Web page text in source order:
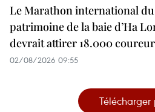
Le Marathon international du
patrimoine de la baie d’Ha
devrait attirer 18.000
02/08/2026 09:55
Télécharger